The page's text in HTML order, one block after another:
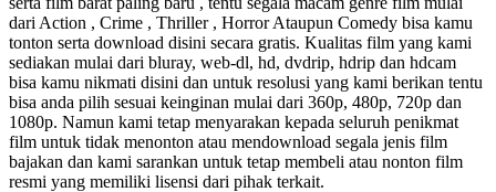
dari Action , Crime , Thriller , Horror Ataupun Comedy bisa kamu
tonton serta download disini secara gratis. Kualitas film yang kami
sediakan mulai dari bluray, web-dl, hd, dvdrip, hdrip dan hdcam
bisa kamu nikmati disini dan untuk resolusi yang kami berikan tentu
bisa anda pilih sesuai keinginan mulai dari 360p, 480p, 720p dan
1080p. Namun kami tetap menyarakan kepada seluruh penikmat
film untuk tidak menonton atau mendownload segala jenis film
bajakan dan kami sarankan untuk tetap membeli atau nonton film
resmi yang memiliki lisensi dari pihak terkait.